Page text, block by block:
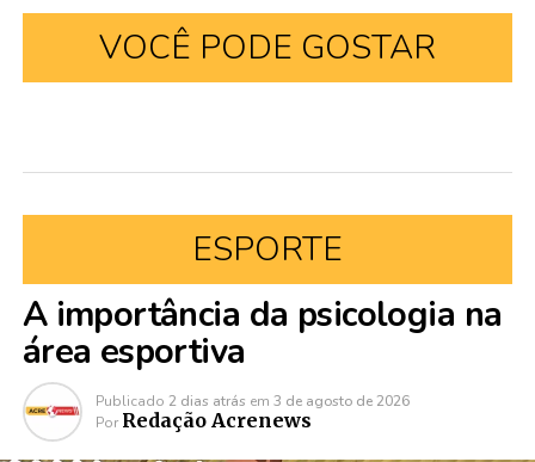
VOCÊ PODE GOSTAR
ESPORTE
A importância da psicologia na
área esportiva
Publicado 2 dias atrás em 3 de agosto de 2026
Por Redação Acrenews